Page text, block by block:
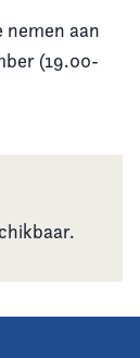
nemen aan
(19.00-